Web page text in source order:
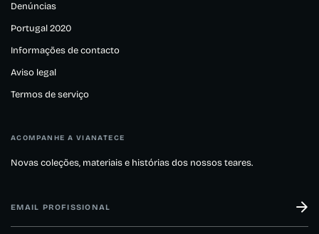
Denúncias
Portugal 2020
Informações de contacto
Aviso legal
Termos de serviço
ACOMPANHE A VIANATECE
Novas coleções, materiais e histórias dos nossos teares.